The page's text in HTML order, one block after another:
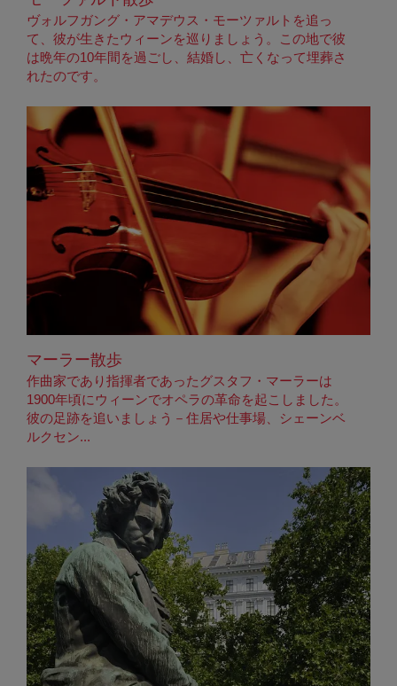
ヴォルフガング・アマデウス・モーツァルトを追っ
て、彼が生きたウィーンを巡りましょう。この地で彼
は晩年の10年間を過ごし、結婚し、亡くなって埋葬さ
れたのです。
マーラー散歩
作曲家であり指揮者であったグスタフ・マーラーは
1900年頃にウィーンでオペラの革命を起こしました。
彼の足跡を追いましょう－住居や仕事場、シェーンベ
ルクセン...